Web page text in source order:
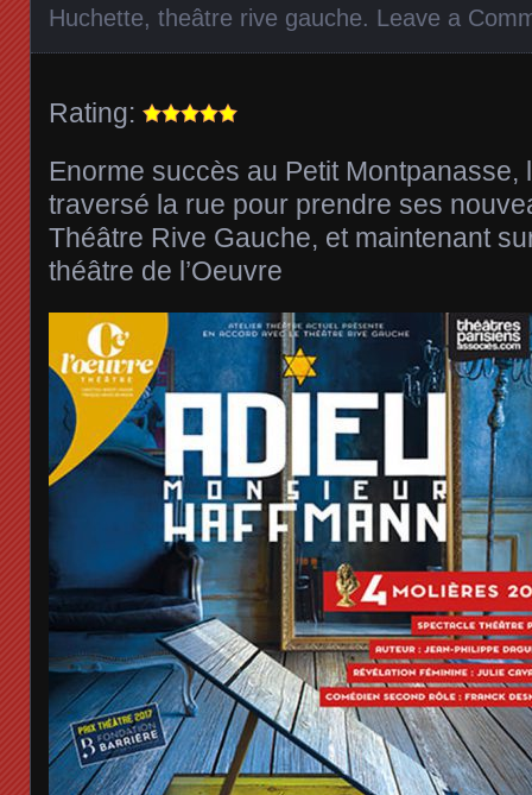
Huchette, theâtre rive gauche. Leave a
Rating:
Enorme succès au Petit Montpanasse,
traversé la rue pour prendre ses
Théâtre Rive Gauche, et maintenant
théâtre de l’Oeuvre